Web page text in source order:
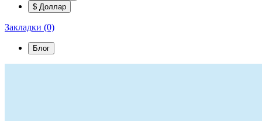
$ Доллар
Закладки (0)
Блог